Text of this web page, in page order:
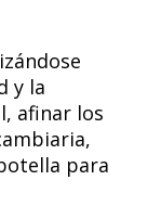
y la
afinar los
para